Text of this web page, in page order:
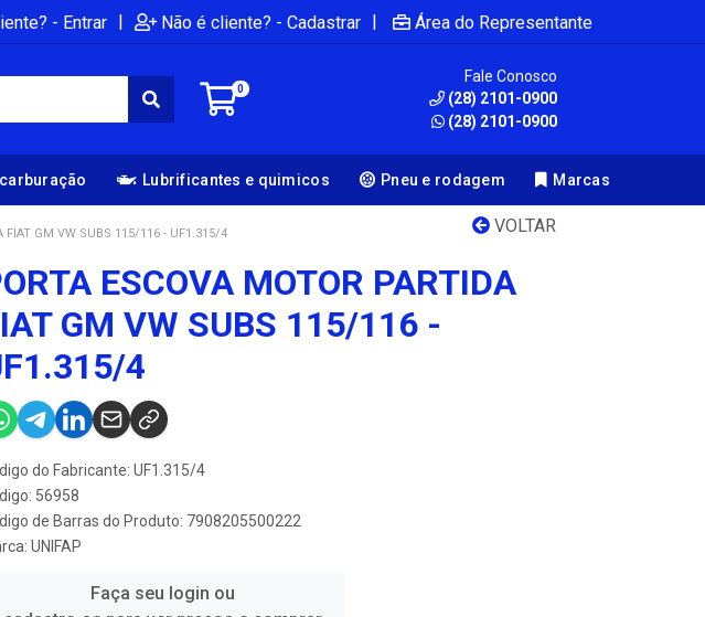
- Entrar | Não é cliente? - Cadastrar | Área do Representante
0
Fale Conosco
(28) 2101-0900
(28) 2101-0900
Lubrificantes e quimicos Pneu e rodagem Marcas
VOLTAR
FIAT GM VW SUBS 115/116 - UF1.315/4
ESCOVA MOTOR PARTIDA
GM VW SUBS 115/116 -
4
do Fabricante: UF1.315/4
56958
de Barras do Produto: 7908205500222
UNIFAP
Faça seu login ou